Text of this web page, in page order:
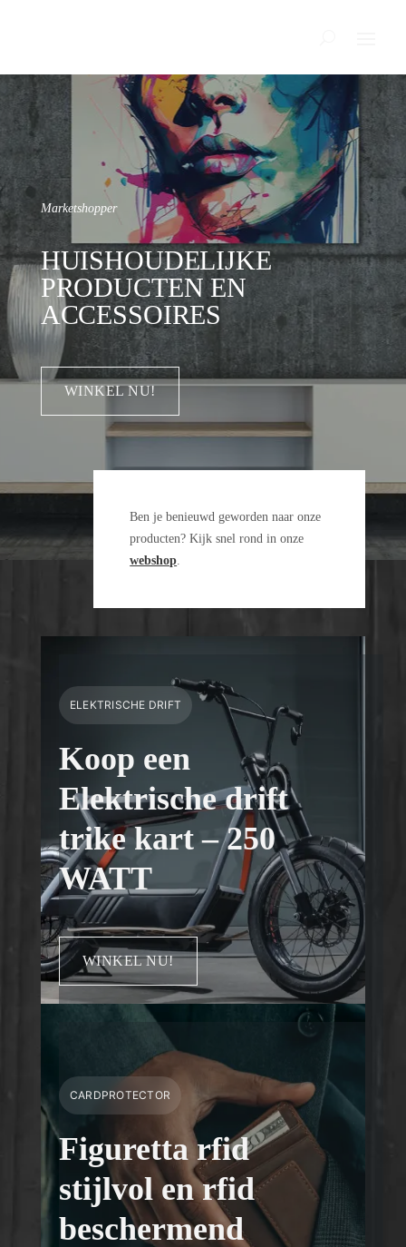
Marketshopper
HUISHOUDELIJKE
PRODUCTEN EN
ACCESSOIRES
WINKEL NU!
Ben je benieuwd geworden naar onze
producten? Kijk snel rond in onze
webshop.
ELEKTRISCHE DRIFT
Koop een
Elektrische drift
trike kart – 250
WATT
WINKEL NU!
CARDPROTECTOR
Figuretta rfid
stijlvol en rfid
beschermend